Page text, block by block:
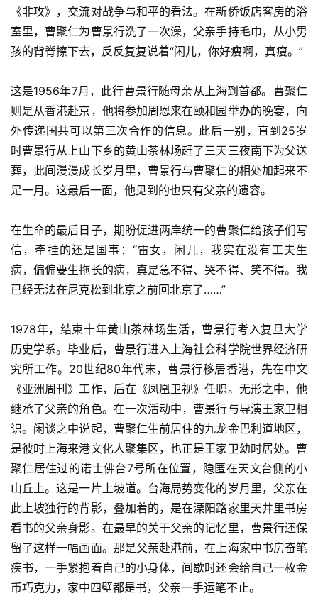
专
多
《非攻》，交流对战争与和平的看法。在新侨饭店客房的浴
室里，曹聚仁为曹景行洗了一次澡，父亲手持毛巾，从小男
孩的背脊擦下去，反反复复说着“闲儿，你好瘦啊，真瘦。”
这是1956年7月，此行曹景行随母亲从上海到首都。曹聚仁
则是从香港赴京，他将参加周恩来在颐和园举办的晚宴，向
外传递国共可以第三次合作的信息。此后一别，直到25岁
时曹景行从上山下乡的黄山茶林场赶了三天三夜南下为父送
葬，此间漫漫成长岁月里，曹景行与曹聚仁的相处加起来不
足一月。这最后一面，他见到的也只有父亲的遗容。
在生命的最后日子，期盼促进两岸统一的曹聚仁给孩子们写
信，牵挂的还是国事：“雷女，闲儿，我实在没有工夫生
病，偏偏要生拖长的病，真是急不得、哭不得、笑不得。我
已经无法在尼克松到北京之前回北京了……”
1978年，结束十年黄山茶林场生活，曹景行考入复旦大学
历史学系。毕业后，曹景行进入上海社会科学院世界经济研
究所工作。20世纪80年代末，曹景行移居香港，先在中文
《亚洲周刊》工作，后在《凤凰卫视》任职。无形之中，他
继承了父亲的角色。在一次活动中，曹景行与导演王家卫相
识。闲谈之中说起，曹聚仁生前居住的九龙金巴利道地区，
是彼时上海来港文化人聚集区，也正是王家卫幼时居处。曹
聚仁居住过的诺士佛台7号所在位置，隐匿在天文台侧的小
山丘上。这是一片上坡道。台海局势变化的岁月里，父亲在
此上坡独行的背影，叠加着的，是在溧阳路家里天井里书房
看书的父亲身影。在最早的关于父亲的记忆里，曹景行还保
留了这样一幅画面。那是父亲赴港前，在上海家中书房奋笔
疾书，一手紧抱着自己的小身体，间歇时还会给自己一枚金
币巧克力，家中四壁都是书，父亲一手运笔不止。